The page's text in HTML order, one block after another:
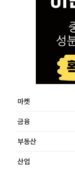
마켓
금융
부동산
산업